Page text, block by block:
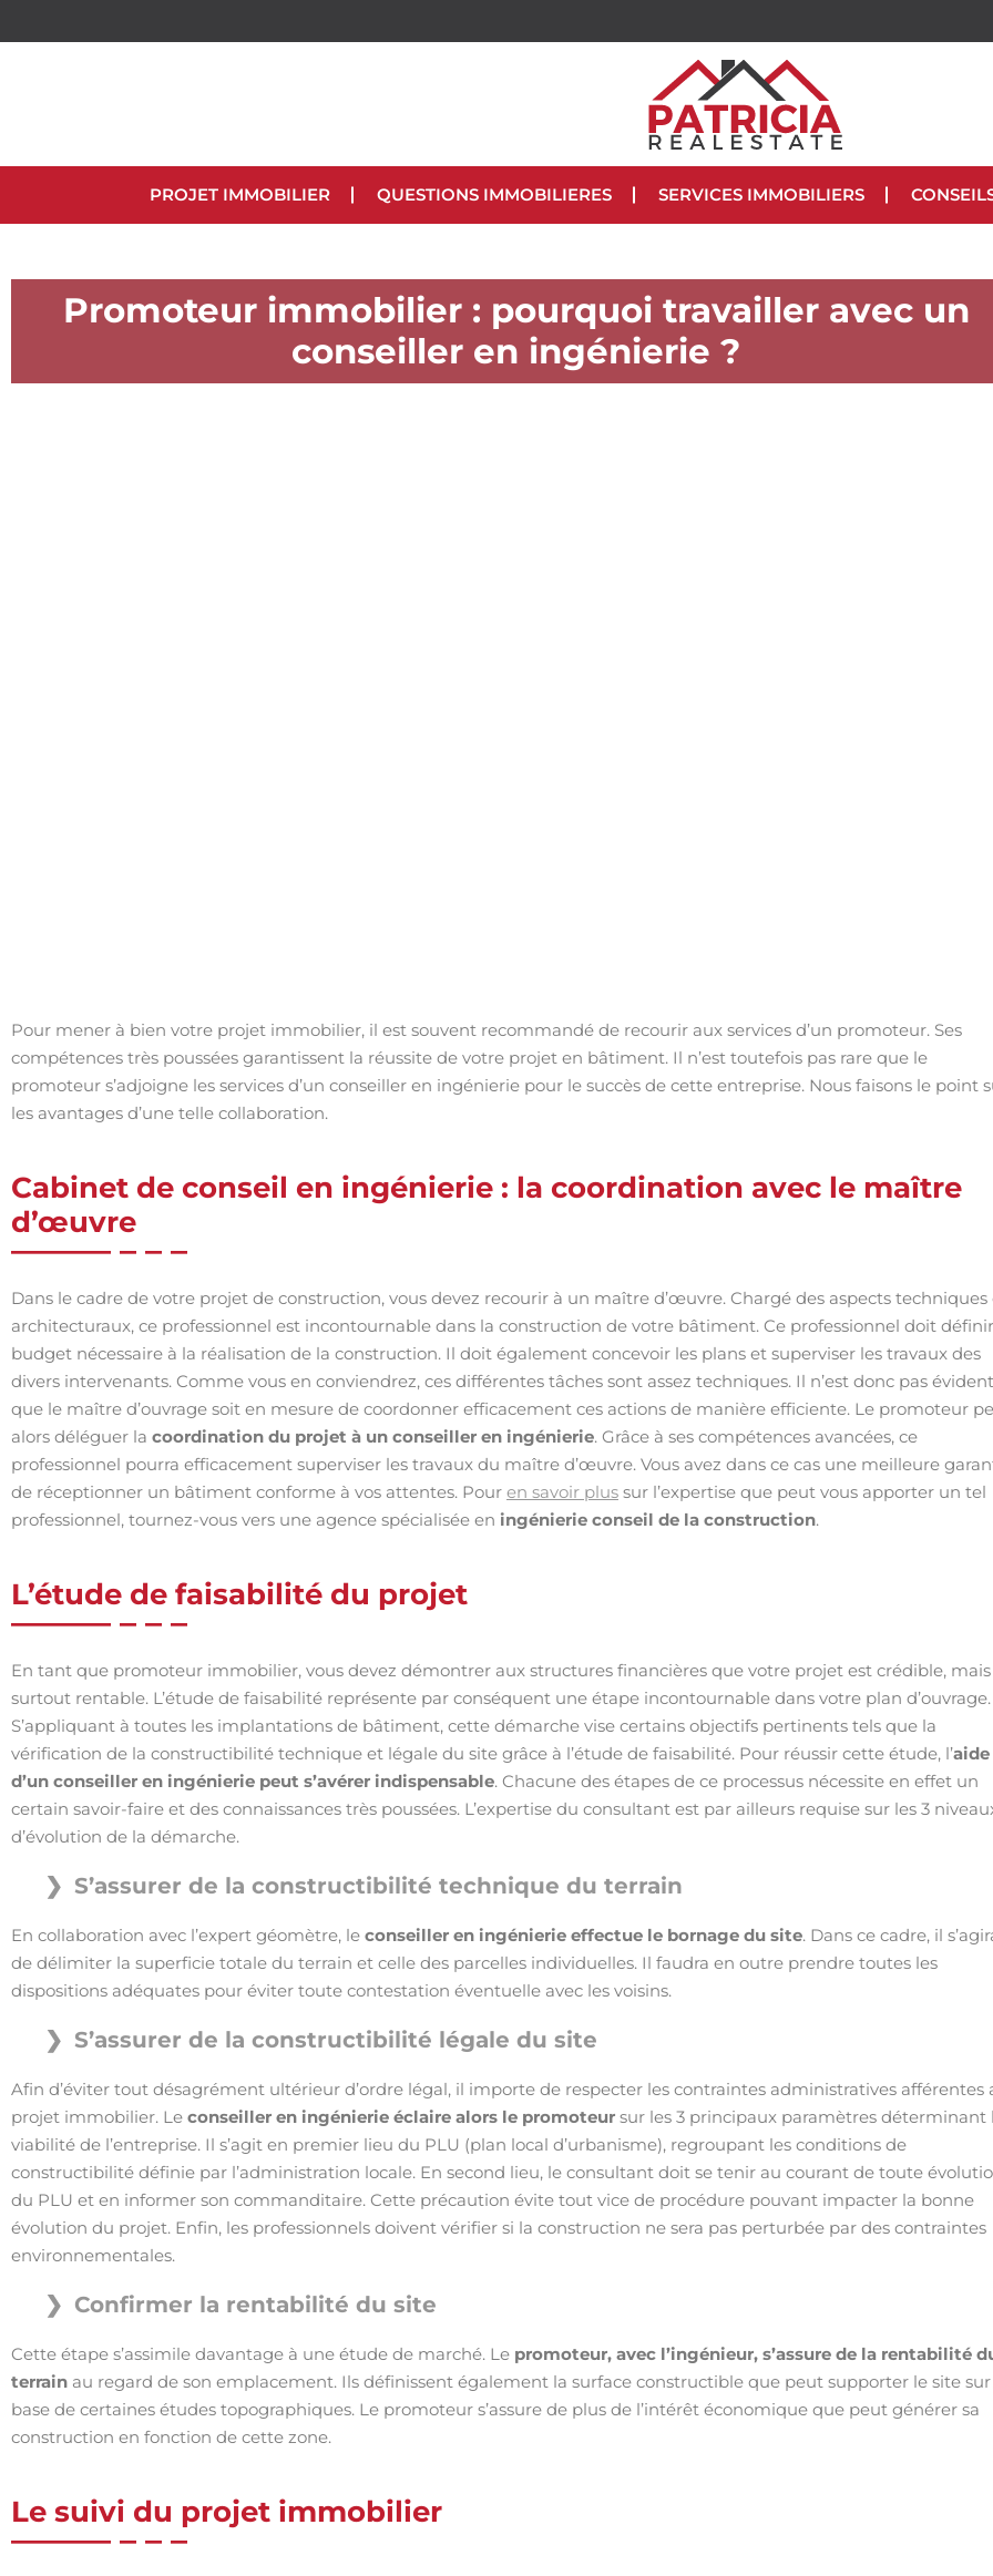
PROJET IMMOBILIER QUESTIONS IMMOBILIERES SERVICES IMMOBILIERS
Promoteur immobilier : pourquoi travailler avec un
conseiller en ingénierie ?
Pour mener à bien votre projet immobilier, il est souvent recommandé de recourir aux services d’un promoteur. Ses
compétences très poussées garantissent la réussite de votre projet en bâtiment. Il n’est toutefois pas rare que le
promoteur s’adjoigne les services d’un conseiller en ingénierie pour le succès de cette entreprise. Nous faisons le point
les avantages d’une telle collaboration.
Cabinet de conseil en ingénierie : la coordination avec le maître
d’œuvre
Dans le cadre de votre projet de construction, vous devez recourir à un maître d’œuvre. Chargé des aspects techniques
architecturaux, ce professionnel est incontournable dans la construction de votre bâtiment. Ce professionnel doit
budget nécessaire à la réalisation de la construction. Il doit également concevoir les plans et superviser les travaux des
divers intervenants. Comme vous en conviendrez, ces différentes tâches sont assez techniques. Il n’est donc pas évident
que le maître d’ouvrage soit en mesure de coordonner efficacement ces actions de manière efficiente. Le promoteur
alors déléguer la coordination du projet à un conseiller en ingénierie. Grâce à ses compétences avancées, ce
professionnel pourra efficacement superviser les travaux du maître d’œuvre. Vous avez dans ce cas une meilleure
de réceptionner un bâtiment conforme à vos attentes. Pour en savoir plus sur l’expertise que peut vous apporter un tel
professionnel, tournez-vous vers une agence spécialisée en ingénierie conseil de la construction.
L’étude de faisabilité du projet
En tant que promoteur immobilier, vous devez démontrer aux structures financières que votre projet est crédible, mais
surtout rentable. L’étude de faisabilité représente par conséquent une étape incontournable dans votre plan d’ouvrage.
S’appliquant à toutes les implantations de bâtiment, cette démarche vise certains objectifs pertinents tels que la
vérification de la constructibilité technique et légale du site grâce à l’étude de faisabilité. Pour réussir cette étude, l’aide
d’un conseiller en ingénierie peut s’avérer indispensable. Chacune des étapes de ce processus nécessite en effet un
certain savoir-faire et des connaissances très poussées. L’expertise du consultant est par ailleurs requise sur les 3
d’évolution de la démarche.
S’assurer de la constructibilité technique du terrain
En collaboration avec l’expert géomètre, le conseiller en ingénierie effectue le bornage du site. Dans ce cadre, il
de délimiter la superficie totale du terrain et celle des parcelles individuelles. Il faudra en outre prendre toutes les
dispositions adéquates pour éviter toute contestation éventuelle avec les voisins.
S’assurer de la constructibilité légale du site
Afin d’éviter tout désagrément ultérieur d’ordre légal, il importe de respecter les contraintes administratives afférentes
projet immobilier. Le conseiller en ingénierie éclaire alors le promoteur sur les 3 principaux paramètres déterminant
viabilité de l’entreprise. Il s’agit en premier lieu du PLU (plan local d’urbanisme), regroupant les conditions de
constructibilité définie par l’administration locale. En second lieu, le consultant doit se tenir au courant de toute
du PLU et en informer son commanditaire. Cette précaution évite tout vice de procédure pouvant impacter la bonne
évolution du projet. Enfin, les professionnels doivent vérifier si la construction ne sera pas perturbée par des contraintes
environnementales.
Confirmer la rentabilité du site
Cette étape s’assimile davantage à une étude de marché. Le promoteur, avec l’ingénieur, s’assure de la rentabilité
terrain au regard de son emplacement. Ils définissent également la surface constructible que peut supporter le site
base de certaines études topographiques. Le promoteur s’assure de plus de l’intérêt économique que peut générer sa
construction en fonction de cette zone.
Le suivi du projet immobilier